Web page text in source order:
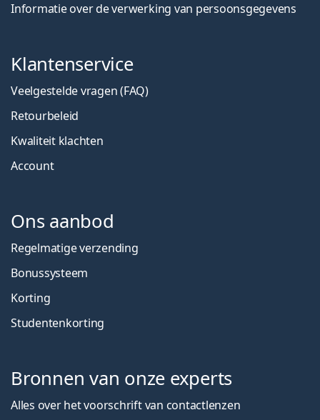
Informatie over de verwerking van persoonsgegevens
Klantenservice
Veelgestelde vragen (FAQ)
Retourbeleid
Kwaliteit klachten
Account
Ons aanbod
Regelmatige verzending
Bonussysteem
Korting
Studentenkorting
Bronnen van onze experts
Alles over het voorschrift van contactlenzen